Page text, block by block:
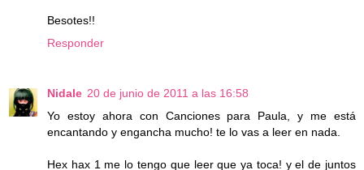
Besotes!!
Responder
Nidale 20 de junio de 2011 a las 16:58
Yo estoy ahora con Canciones para Paula, y me está
encantando y engancha mucho! te lo vas a leer en nada.
Hex hax 1 me lo tengo que leer que ya toca! y el de juntos